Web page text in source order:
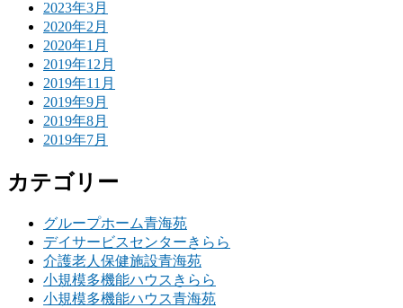
2023年3月
2020年2月
2020年1月
2019年12月
2019年11月
2019年9月
2019年8月
2019年7月
カテゴリー
グループホーム青海苑
デイサービスセンターきらら
介護老人保健施設青海苑
小規模多機能ハウスきらら
小規模多機能ハウス青海苑